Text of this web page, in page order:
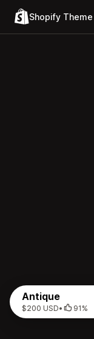
Shopify
Antique
$200 USD• 91%